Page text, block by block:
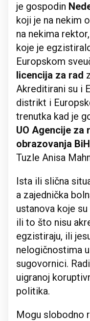
je gospodin
koji je na nekim
na nekima
koje je
Europskom
licencija za rad
Akreditirani su i
distrikt i
trenutka kad je
UO Agencije
obrazovanja BiH
Tuzle Anisa
Ista ili slična
a zajednička
ustanova koje
ili to što nisu
egzistiraju, ili
nelogičnostima
sugovornici.
uigranoj
politika.
Mogu slobodno